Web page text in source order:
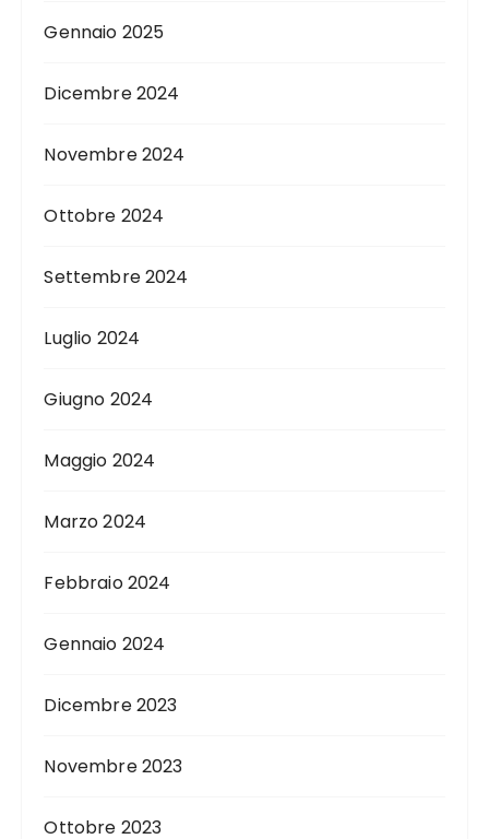
Gennaio 2025
Dicembre 2024
Novembre 2024
Ottobre 2024
Settembre 2024
Luglio 2024
Giugno 2024
Maggio 2024
Marzo 2024
Febbraio 2024
Gennaio 2024
Dicembre 2023
Novembre 2023
Ottobre 2023